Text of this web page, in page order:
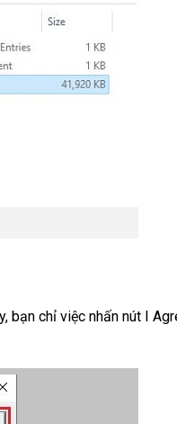
bạn chỉ việc nhấn nút I